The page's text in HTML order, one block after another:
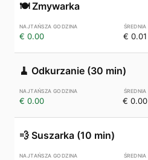
🍽️ Zmywarka
€ 0.00 € 0.01
🧹 Odkurzanie (30 min)
€ 0.00 € 0.00
💨 Suszarka (10 min)